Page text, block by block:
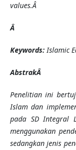
values.Â
Â
Keywords:Islamic
AbstrakÂ
Penelitian ini
Islam dan
pada SD Integral
menggunakan
sedangkan jenis